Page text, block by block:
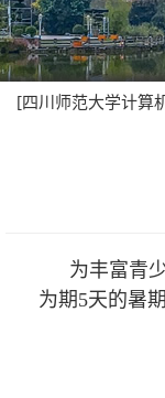
[四川师范大学计算
为丰富青
为期5天的暑